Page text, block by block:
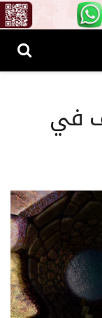
في